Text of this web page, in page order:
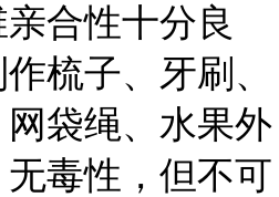
合性十分良
梳子、牙刷、
袋绳、水果外
毒性，但不可